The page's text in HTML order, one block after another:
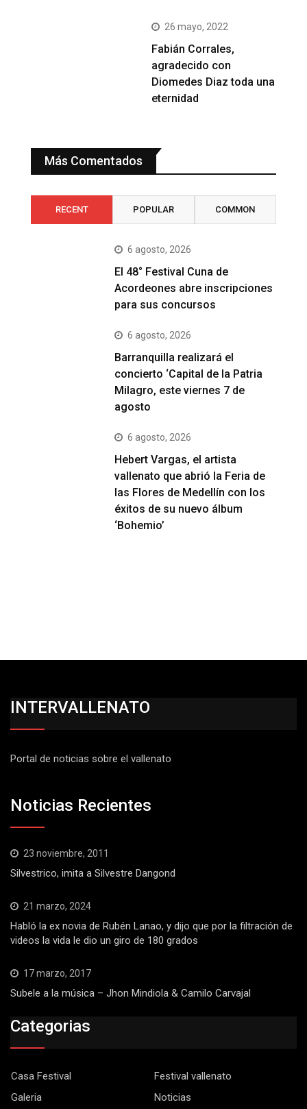
26 mayo, 2022
Fabián Corrales,
agradecido con
Diomedes Diaz toda una
eternidad
Más Comentados
RECENT POPULAR COMMON
6 agosto, 2026
El 48° Festival Cuna de
Acordeones abre inscripciones
para sus concursos
6 agosto, 2026
Barranquilla realizará el
concierto ‘Capital de la Patria
Milagro, este viernes 7 de
agosto
6 agosto, 2026
Hebert Vargas, el artista
vallenato que abrió la Feria de
las Flores de Medellín con los
éxitos de su nuevo álbum
‘Bohemio’
INTERVALLENATO
Portal de noticias sobre el vallenato
Noticias Recientes
23 noviembre, 2011
Silvestrico, imita a Silvestre Dangond
21 marzo, 2024
Habló la ex novia de Rubén Lanao, y dijo que por la filtración de
videos la vida le dio un giro de 180 grados
17 marzo, 2017
Subele a la música – Jhon Mindiola & Camilo Carvajal
Categorias
Casa Festival
Festival vallenato
Galeria
Noticias